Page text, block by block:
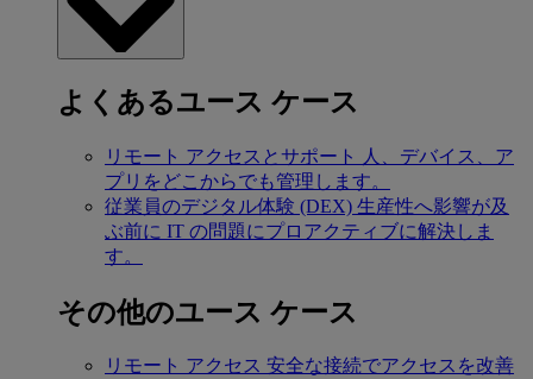
よくあるユース ケース
リモート アクセスとサポート
人、デバイス、ア
プリをどこからでも管理します。
従業員のデジタル体験 (DEX) 生産性へ影響が及
ぶ前に IT の問題にプロアクティブに解決しま
す。
その他のユース ケース
リモート アクセス 安全な接続でアクセスを改善